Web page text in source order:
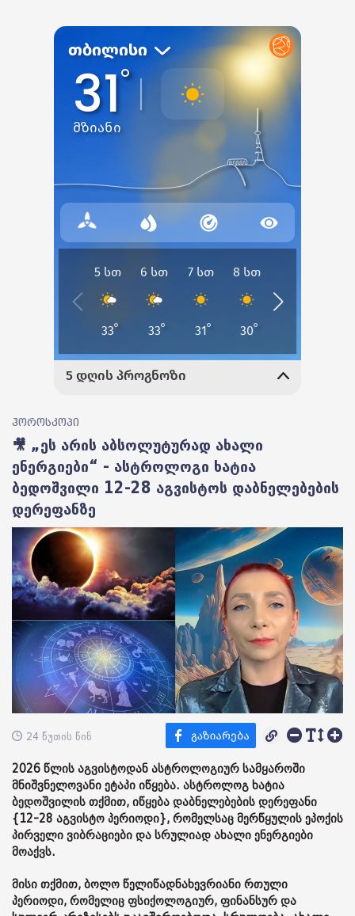
ჰოროსკოპი
🎥 „ეს არის აბსოლუტურად ახალი
ენერგიები“ - ასტროლოგი ხატია
ბედოშვილი 12-28 აგვისტოს დაბნელებების
დერეფანზე
24 წუთის წინ
2026 წლის აგვისტოდან ასტროლოგიურ სამყაროში
მნიშვნელოვანი ეტაპი იწყება. ასტროლოგ ხატია
ბედოშვილის თქმით, იწყება დაბნელებების დერეფანი
{12-28 აგვისტო პერიოდი}, რომელსაც მერწყულის ეპოქის
პირველი ვიბრაციები და სრულიად ახალი ენერგიები
მოაქვს.
მისი თქმით, ბოლო წელიწადნახევრიანი რთული
პერიოდი, რომელიც ფსიქოლოგიურ, ფინანსურ და